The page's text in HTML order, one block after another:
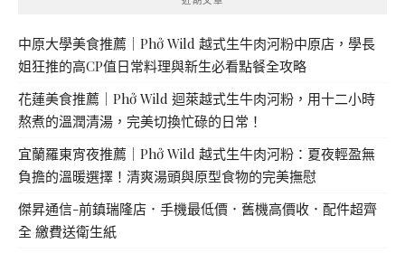
中原大學美食推薦｜Phở Wild 越式生牛肉河粉中原店，學長
姐狂推的高CP值日常料理與新生必看點餐全攻略
花蓮美食推薦｜Phở Wild 迴萊越式生牛肉河粉，用十二小時
熬煮的溫潤清湯，完美切換忙碌的日常！
宜蘭羅東宵夜推薦｜Phở Wild 越式生牛肉河粉：夏夜輕盈無
負擔的溫暖選擇！清爽湯頭與原型食物的完美撫慰
傑昇通信-前鎮瑞隆店．手機最低價．舊機高價收．配件超齊
全 繳費送衛生紙